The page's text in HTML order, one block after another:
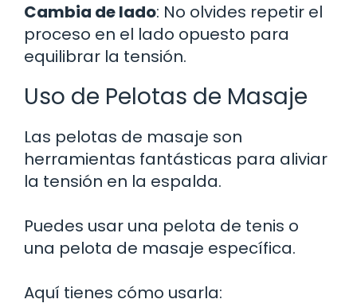
Cambia de lado: No olvides repetir el
proceso en el lado opuesto para
equilibrar la tensión.
Uso de Pelotas de Masaje
Las pelotas de masaje son
herramientas fantásticas para aliviar
la tensión en la espalda.
Puedes usar una pelota de tenis o
una pelota de masaje específica.
Aquí tienes cómo usarla: